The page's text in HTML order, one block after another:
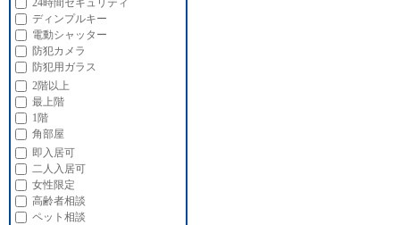
24時間セキュリティ
ディンプルキー
電動シャッター
防犯カメラ
防犯用ガラス
2階以上
最上階
1階
角部屋
即入居可
二人入居可
女性限定
高齢者相談
ペット相談